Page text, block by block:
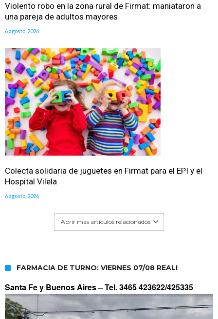
Violento robo en la zona rural de Firmat: maniataron a
una pareja de adultos mayores
6 agosto, 2026
Colecta solidaria de juguetes en Firmat para el EPI y el
Hospital Vilela
6 agosto, 2026
Abrir mas artículos relacionados
FARMACIA DE TURNO: VIERNES 07/08 REALI
Santa Fe y Buenos Aires –Tel. 3465 423622/425335